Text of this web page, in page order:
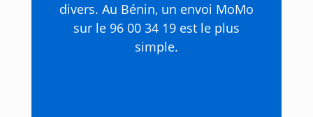
divers. Au Bénin, un envoi MoMo
sur le 96 00 34 19 est le plus
simple.